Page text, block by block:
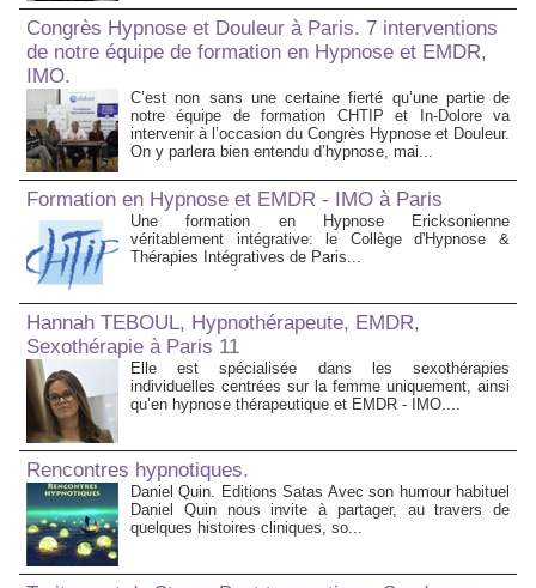
Congrès Hypnose et Douleur à Paris. 7 interventions
de notre équipe de formation en Hypnose et EMDR,
IMO.
C’est non sans une certaine fierté qu’une partie de
notre équipe de formation CHTIP et In-Dolore va
intervenir à l’occasion du Congrès Hypnose et Douleur.
On y parlera bien entendu d’hypnose, mai...
Formation en Hypnose et EMDR - IMO à Paris
Une formation en Hypnose Ericksonienne
véritablement intégrative: le Collège d'Hypnose &
Thérapies Intégratives de Paris...
Hannah TEBOUL, Hypnothérapeute, EMDR,
Sexothérapie à Paris 11
Elle est spécialisée dans les sexothérapies
individuelles centrées sur la femme uniquement, ainsi
qu’en hypnose thérapeutique et EMDR - IMO....
Rencontres hypnotiques.
Daniel Quin. Editions Satas Avec son humour habituel
Daniel Quin nous invite à partager, au travers de
quelques histoires cliniques, so...